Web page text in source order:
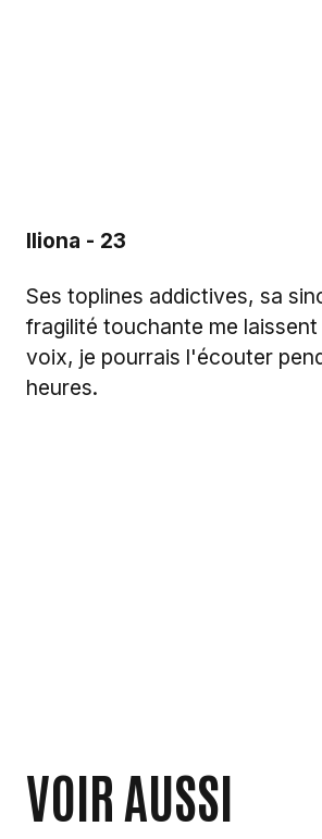
Iliona - 23
Ses toplines addictives, sa
fragilité touchante me
voix, je pourrais l'écouter
heures.
VOIR AUSSI